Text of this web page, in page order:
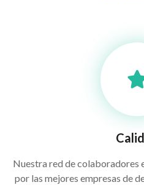
Nuestra red de colaboradores
por las mejores empresas de